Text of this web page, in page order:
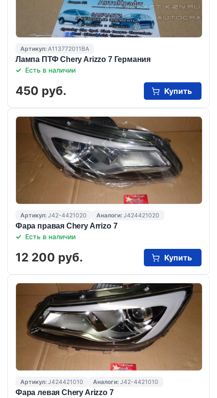
Артикул: A113772011BA
Лампа ПТФ Chery Arizzo 7 Германия
Есть в наличии
450 руб. Купить
Артикул: J42-4421020 Аналоги: J424421020
Фара правая Chery Arrizo 7
Есть в наличии
12 200 руб. Купить
Артикул: J424421010 Аналоги: J42-4421010
Фара левая Chery Arizzo 7